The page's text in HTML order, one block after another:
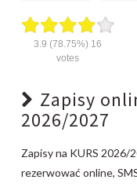
3.9 (78.75%) 16
votes
Zapisy
2026/2027
Zapisy na KURS 2026/
rezerwować online,